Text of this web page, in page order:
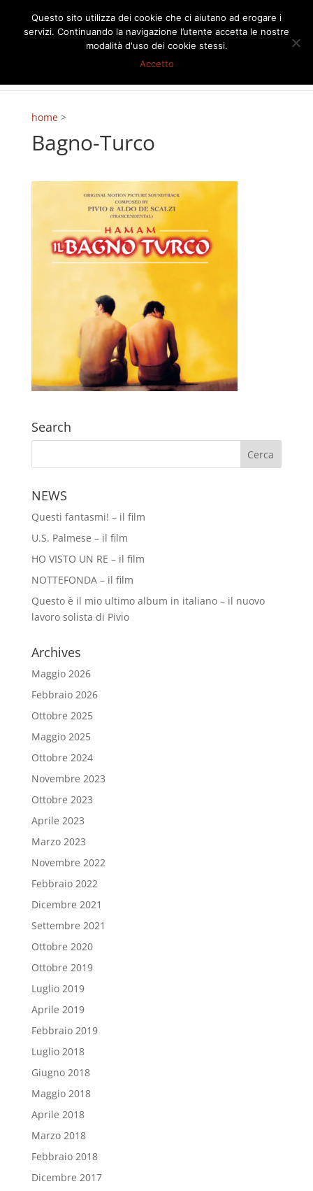
home>
Bagno-Turco
Search
NEWS
Questi fantasmi! – il film
U.S. Palmese – il film
HO VISTO UN RE – il film
NOTTEFONDA – il film
Questo è il mio ultimo album in italiano – il nuovo
lavoro solista di Pivio
Archives
Maggio 2026
Febbraio 2026
Ottobre 2025
Maggio 2025
Ottobre 2024
Novembre 2023
Ottobre 2023
Aprile 2023
Marzo 2023
Novembre 2022
Febbraio 2022
Dicembre 2021
Settembre 2021
Ottobre 2020
Ottobre 2019
Luglio 2019
Aprile 2019
Febbraio 2019
Luglio 2018
Giugno 2018
Maggio 2018
Aprile 2018
Marzo 2018
Febbraio 2018
Dicembre 2017
Questo sito utilizza dei cookie che ci aiutano ad erogare i
servizi. Continuando la navigazione l’utente accetta le nostre
modalità d'uso dei cookie stessi.
Accetto